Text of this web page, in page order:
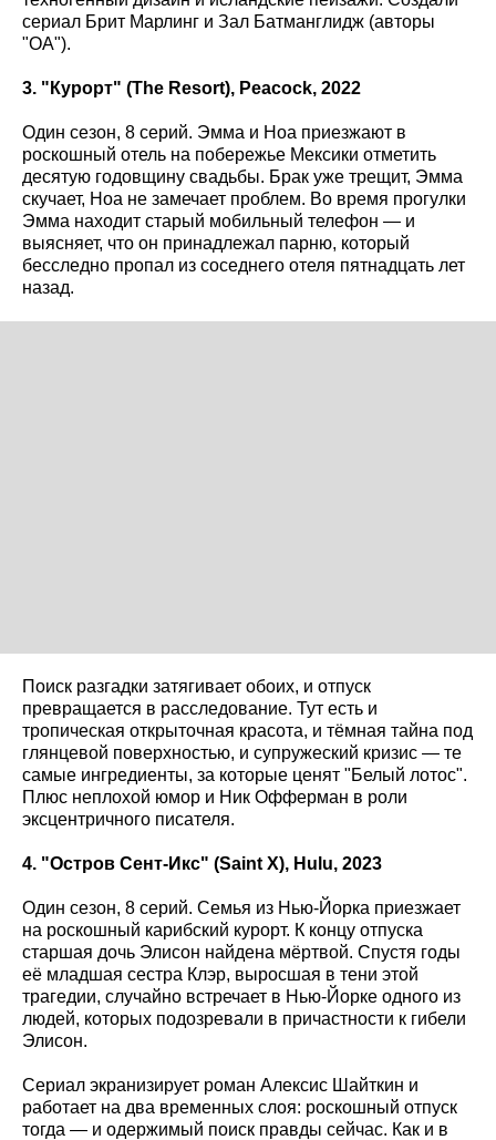
сериал Брит Марлинг и Зал Батманглидж (авторы
"ОА").
3. "Курорт" (The Resort), Peacock, 2022
Один сезон, 8 серий. Эмма и Ноа приезжают в
роскошный отель на побережье Мексики отметить
десятую годовщину свадьбы. Брак уже трещит, Эмма
скучает, Ноа не замечает проблем. Во время прогулки
Эмма находит старый мобильный телефон — и
выясняет, что он принадлежал парню, который
бесследно пропал из соседнего отеля пятнадцать лет
назад.
Поиск разгадки затягивает обоих, и отпуск
превращается в расследование. Тут есть и
тропическая открыточная красота, и тёмная тайна под
глянцевой поверхностью, и супружеский кризис — те
самые ингредиенты, за которые ценят "Белый лотос".
Плюс неплохой юмор и Ник Офферман в роли
эксцентричного писателя.
4. "Остров Сент-Икс" (Saint X), Hulu, 2023
Один сезон, 8 серий. Семья из Нью-Йорка приезжает
на роскошный карибский курорт. К концу отпуска
старшая дочь Элисон найдена мёртвой. Спустя годы
её младшая сестра Клэр, выросшая в тени этой
трагедии, случайно встречает в Нью-Йорке одного из
людей, которых подозревали в причастности к гибели
Элисон.
Сериал экранизирует роман Алексис Шайткин и
работает на два временных слоя: роскошный отпуск
тогда — и одержимый поиск правды сейчас. Как и в